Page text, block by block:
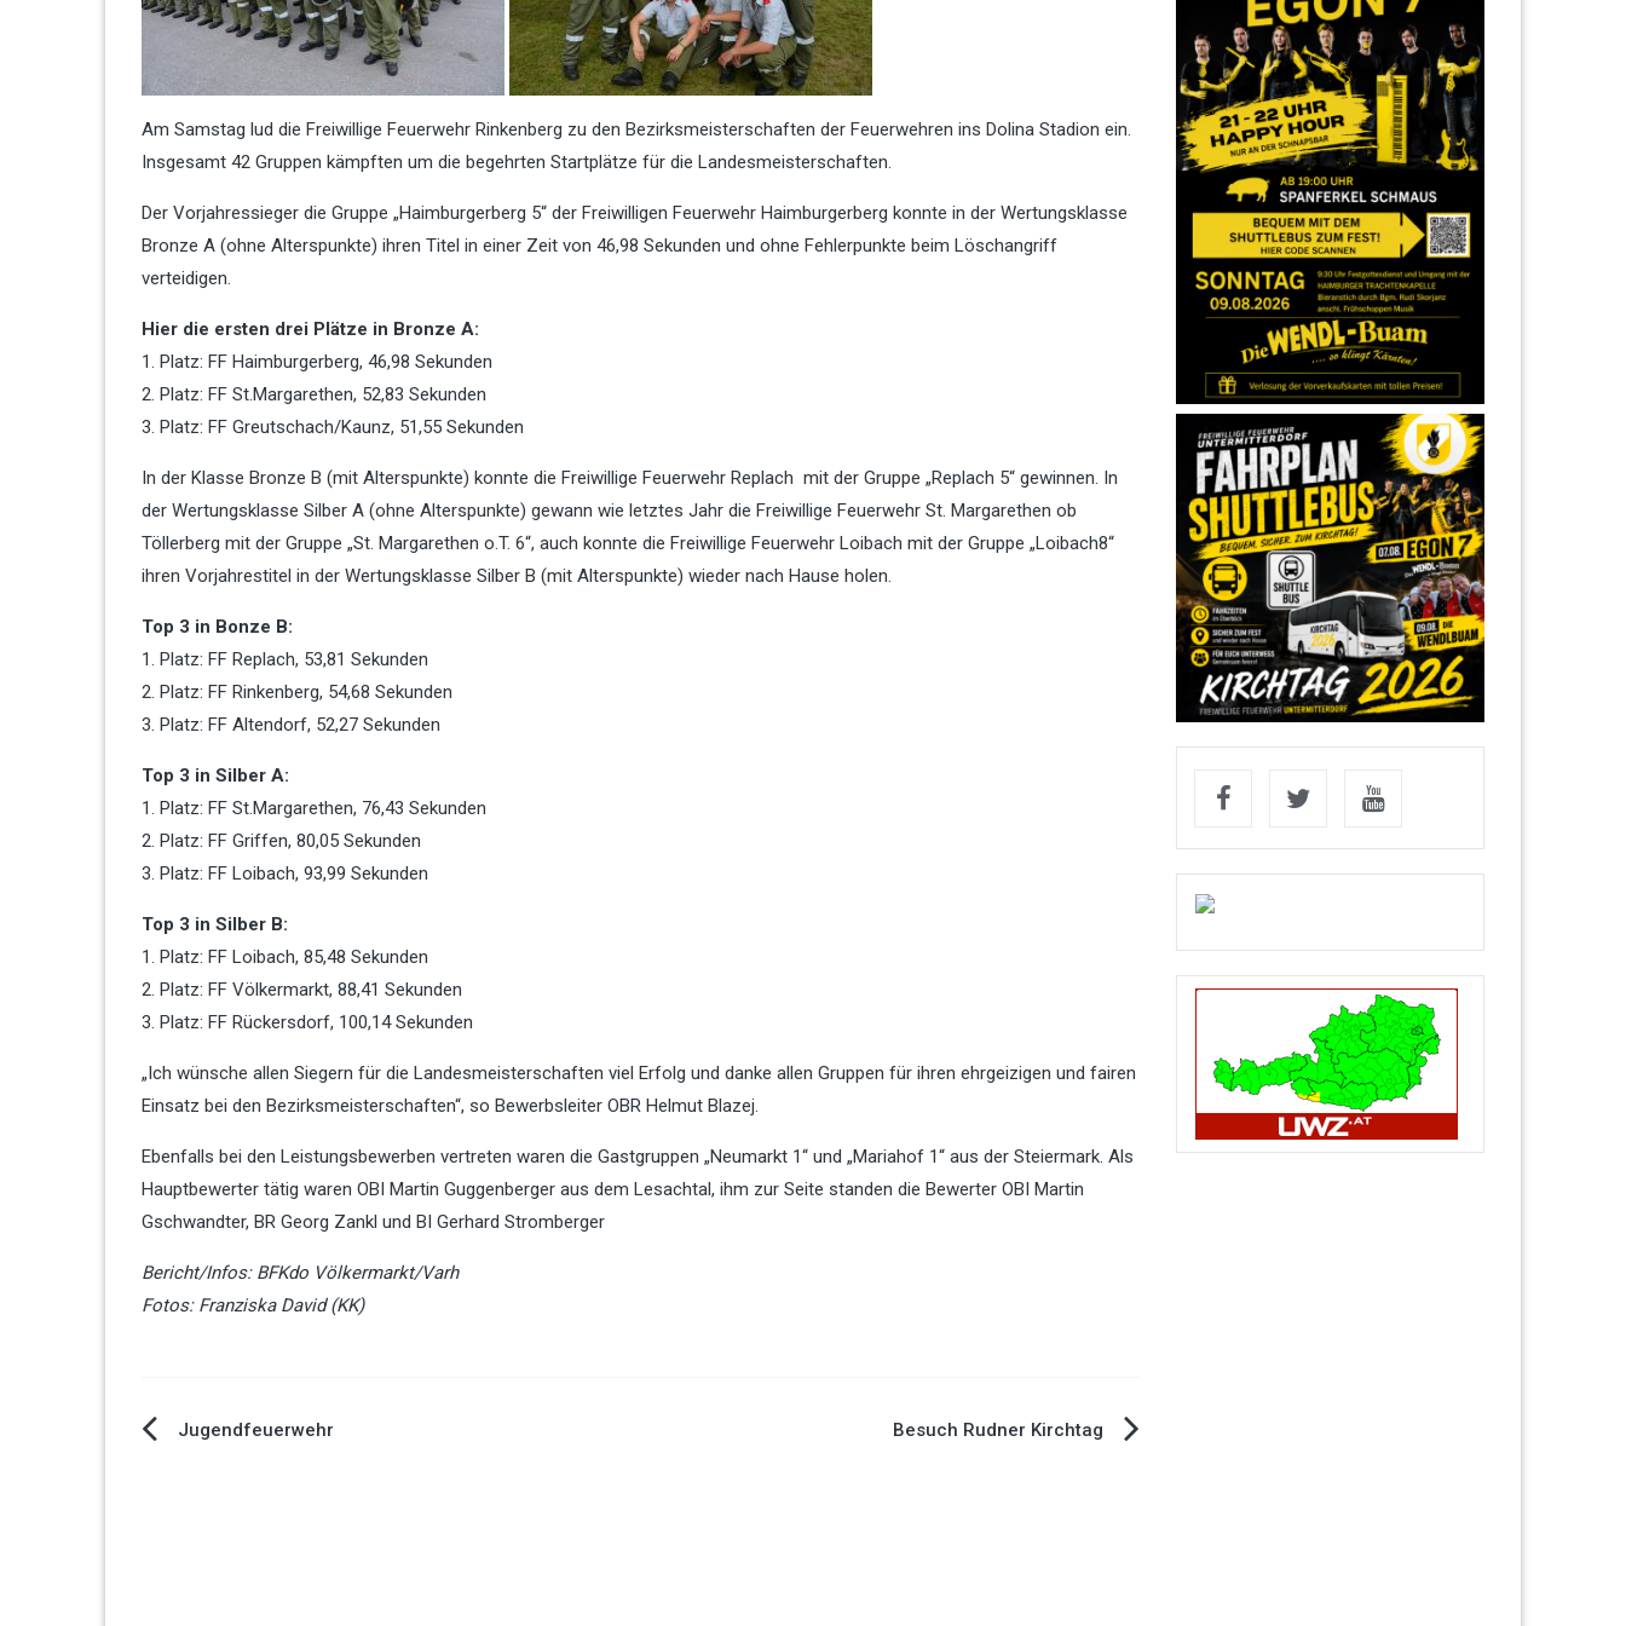
Am Samstag lud die Freiwillige Feuerwehr Rinkenberg zu den Bezirksmeisterschaften der Feuerwehren ins Dolina Stadion ein.
Insgesamt 42 Gruppen kämpften um die begehrten Startplätze für die Landesmeisterschaften.
Der Vorjahressieger die Gruppe „Haimburgerberg 5“ der Freiwilligen Feuerwehr Haimburgerberg konnte in der Wertungsklasse
Bronze A (ohne Alterspunkte) ihren Titel in einer Zeit von 46,98 Sekunden und ohne Fehlerpunkte beim Löschangriff
verteidigen.
Hier die ersten drei Plätze in Bronze A:
1. Platz: FF Haimburgerberg, 46,98 Sekunden
2. Platz: FF St.Margarethen, 52,83 Sekunden
3. Platz: FF Greutschach/Kaunz, 51,55 Sekunden
In der Klasse Bronze B (mit Alterspunkte) konnte die Freiwillige Feuerwehr Replach mit der Gruppe „Replach 5“ gewinnen. In
der Wertungsklasse Silber A (ohne Alterspunkte) gewann wie letztes Jahr die Freiwillige Feuerwehr St. Margarethen ob
Töllerberg mit der Gruppe „St. Margarethen o.T. 6“, auch konnte die Freiwillige Feuerwehr Loibach mit der Gruppe „Loibach8“
ihren Vorjahrestitel in der Wertungsklasse Silber B (mit Alterspunkte) wieder nach Hause holen.
Top 3 in Bonze B:
1. Platz: FF Replach, 53,81 Sekunden
2. Platz: FF Rinkenberg, 54,68 Sekunden
3. Platz: FF Altendorf, 52,27 Sekunden
Top 3 in Silber A:
1. Platz: FF St.Margarethen, 76,43 Sekunden
2. Platz: FF Griffen, 80,05 Sekunden
3. Platz: FF Loibach, 93,99 Sekunden
Top 3 in Silber B:
1. Platz: FF Loibach, 85,48 Sekunden
2. Platz: FF Völkermarkt, 88,41 Sekunden
3. Platz: FF Rückersdorf, 100,14 Sekunden
„Ich wünsche allen Siegern für die Landesmeisterschaften viel Erfolg und danke allen Gruppen für ihren ehrgeizigen und fairen
Einsatz bei den Bezirksmeisterschaften“, so Bewerbsleiter OBR Helmut Blazej.
Ebenfalls bei den Leistungsbewerben vertreten waren die Gastgruppen „Neumarkt 1“ und „Mariahof 1“ aus der Steiermark. Als
Hauptbewerter tätig waren OBI Martin Guggenberger aus dem Lesachtal, ihm zur Seite standen die Bewerter OBI Martin
Gschwandter, BR Georg Zankl und BI Gerhard Stromberger
Bericht/Infos: BFKdo Völkermarkt/Varh
Fotos: Franziska David (KK)
Jugendfeuerwehr Besuch Rudner Kirchtag